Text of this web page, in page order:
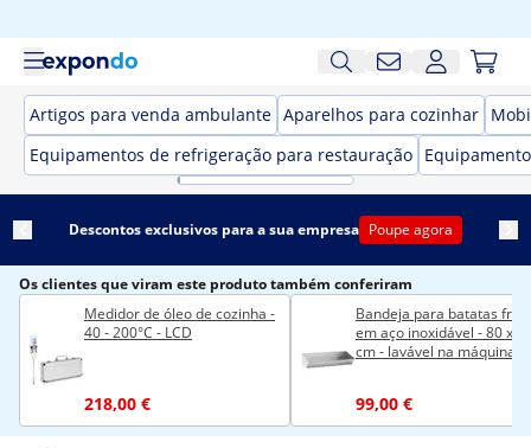
Artigos para venda ambulante Aparelhos para cozinhar
Equipamentos de refrigeração para restauração
Descontos exclusivos para a sua empresa Poupe agora
Os clientes que viram este produto também conferiram
Medidor de óleo de cozinha -
40 - 200°C - LCD
218,00 €
Bandeja para batatas
em aço inoxidável - 80 x
cm - lavável na máquina
99,00 €